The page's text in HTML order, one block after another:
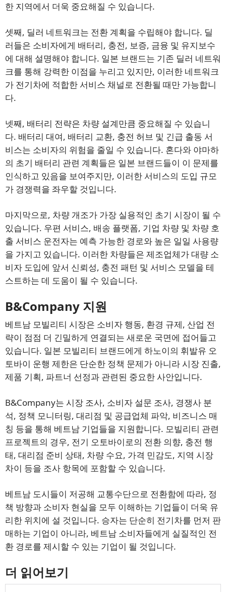
한 지역에서 더욱 중요해질 수 있습니다.
셋째, 딜러 네트워크는 전환 계획을 수립해야 합니다. 딜
러들은 소비자에게 배터리, 충전, 보증, 금융 및 유지보수
에 대해 설명해야 합니다. 일본 브랜드는 기존 딜러 네트워
크를 통해 강력한 이점을 누리고 있지만, 이러한 네트워크
가 전기차에 적합한 서비스 채널로 전환될 때만 가능합니
다.
넷째, 배터리 전략은 차량 설계만큼 중요해질 수 있습니
다. 배터리 대여, 배터리 교환, 충전 허브 및 긴급 출동 서
비스는 소비자의 위험을 줄일 수 있습니다. 혼다와 야마하
의 초기 배터리 관련 계획들은 일본 브랜드들이 이 문제를
인식하고 있음을 보여주지만, 이러한 서비스의 도입 규모
가 경쟁력을 좌우할 것입니다.
마지막으로, 차량 개조가 가장 실용적인 초기 시장이 될 수
있습니다. 우편 서비스, 배송 플랫폼, 기업 차량 및 차량 호
출 서비스 운전자는 예측 가능한 경로와 높은 일일 사용량
을 가지고 있습니다. 이러한 차량들은 제조업체가 대량 소
비자 도입에 앞서 신뢰성, 충전 패턴 및 서비스 모델을 테
스트하는 데 도움이 될 수 있습니다.
B&Company 지원
베트남 모빌리티 시장은 소비자 행동, 환경 규제, 산업 전
략이 점점 더 긴밀하게 연결되는 새로운 국면에 접어들고
있습니다. 일본 모빌리티 브랜드에게 하노이의 휘발유 오
토바이 운행 제한은 단순한 정책 문제가 아니라 시장 진출,
제품 기획, 파트너 선정과 관련된 중요한 사안입니다.
B&Company는 시장 조사, 소비자 설문 조사, 경쟁사 분
석, 정책 모니터링, 대리점 및 공급업체 파악, 비즈니스 매
칭 등을 통해 베트남 기업들을 지원합니다. 모빌리티 관련
프로젝트의 경우, 전기 오토바이로의 전환 의향, 충전 행
태, 대리점 준비 상태, 차량 수요, 가격 민감도, 지역 시장
차이 등을 조사 항목에 포함할 수 있습니다.
베트남 도시들이 저공해 교통수단으로 전환함에 따라, 정
책 방향과 소비자 현실을 모두 이해하는 기업들이 더욱 유
리한 위치에 설 것입니다. 승자는 단순히 전기차를 먼저 판
매하는 기업이 아니라, 베트남 소비자들에게 실질적인 전
환 경로를 제시할 수 있는 기업이 될 것입니다.
더 읽어보기